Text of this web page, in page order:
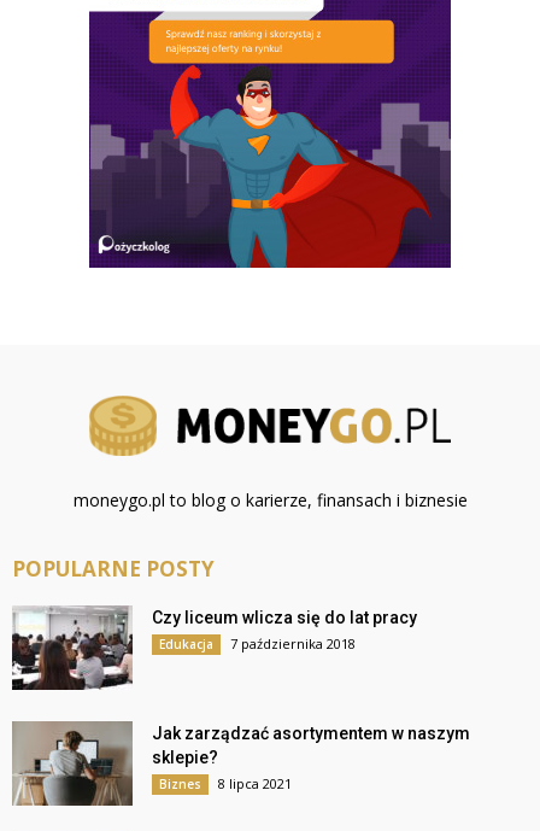
moneygo.pl to blog o karierze, finansach i biznesie
POPULARNE POSTY
Czy liceum wlicza się do lat pracy
Edukacja 7 października 2018
Jak zarządzać asortymentem w naszym
sklepie?
Biznes 8 lipca 2021